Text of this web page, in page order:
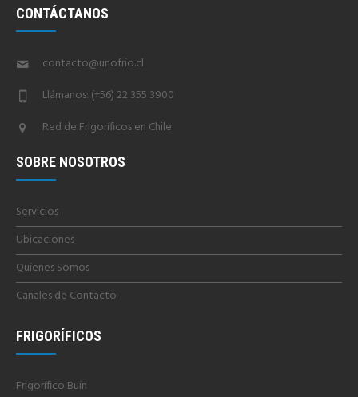
CONTÁCTANOS
contacto@unofrio.cl
Llámanos: (+56) 22 355 3900
Red de Frigoríficos en Chile
SOBRE NOSOTROS
Servicios
Ubicaciones
Quienes Somos
Canales de Contacto
FRIGORÍFICOS
Frigorífico Buin